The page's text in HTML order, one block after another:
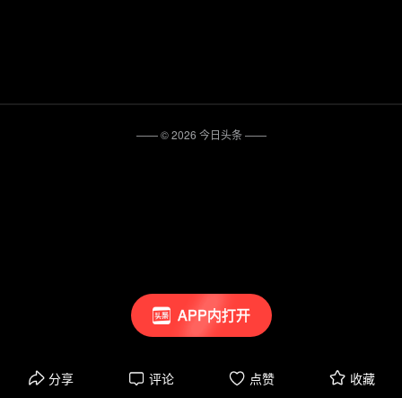
APP内打开
分享 评论 点赞 收藏
—— ©2026 今日头条——